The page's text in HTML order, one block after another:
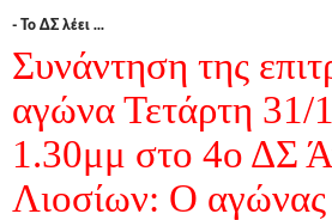
- Το ΔΣ λέει ...
Συνάντηση της
αγώνα Τετάρτη 31/1
1.30μμ στο 4ο ΔΣ
Λιοσίων: Ο αγώνας